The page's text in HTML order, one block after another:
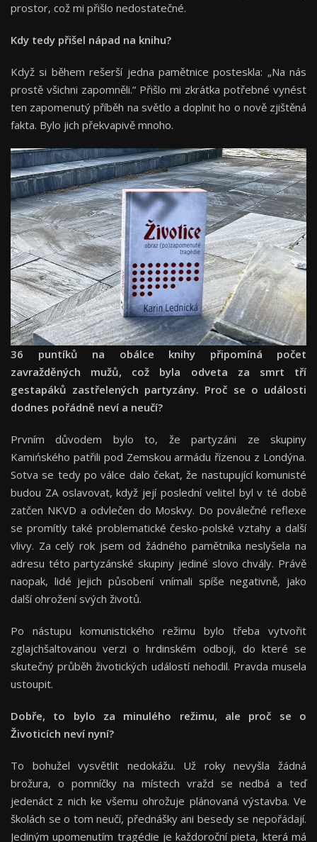
prostor, což mi přišlo nedostatečné.
Kdy tedy přišel nápad na knihu?
Když si během rešerší jedna pamětnice posteskla: „Na nás
prostě všichni zapomněli.“ Přišlo mi zkrátka potřebné vynést
ten zapomenutý příběh na světlo a doplnit ho o nově zjištěná
fakta. Bylo jich překvapivě mnoho.
36 puntíků na obálce knihy připomíná počet
zavražděných mužů, což byla odveta za smrt tří
gestapáků zastřelených partyzány. Proč se o události
dodnes pořádně neví a neučí?
Prvním důvodem bylo to, že partyzáni ze skupiny
Kamińského patřili pod Zemskou armádu řízenou z Londýna.
Sotva se tedy po válce dalo čekat, že nastupující komunisté
budou ZA oslavovat, když její poslední velitel byl v té době
zatčen NKVD a odvlečen do Moskvy. Do poválečné reflexe
se promítly také problematické česko-polské vztahy a další
vlivy. Za celý rok jsem od žádného pamětníka neslyšela na
adresu této partyzánské skupiny jediné slovo chvály. Právě
naopak, lidé jejich působení vnímali spíše negativně, jako
další ohrožení svých životů.
Po nástupu komunistického režimu bylo třeba vytvořit
zglajchšaltovanou verzi o hrdinském odboji, do které se
skutečný průběh životických událostí nehodil. Pravda musela
ustoupit.
Dobře, to bylo za minulého režimu, ale proč se o
Životicích neví nyní?
To bohužel vysvětlit nedokážu. Už roky nevyšla žádná
brožura, o pomníčky na místech vražd se nedbá a teď
jedenáct z nich ke všemu ohrožuje plánovaná výstavba. Ve
školách se o tom neučí, přednášky ani besedy se nepořádají.
Jediným upomenutím tragédie je každoroční pieta, která má